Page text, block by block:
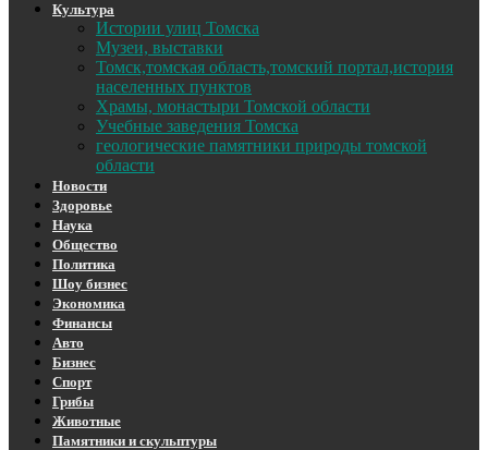
Культура
Истории улиц Томска
Музеи, выставки
Томск,томская область,томский портал,история
населенных пунктов
Храмы, монастыри Томской области
Учебные заведения Томска
геологические памятники природы томской
области
Новости
Здоровье
Наука
Общество
Политика
Шоу бизнес
Экономика
Финансы
Авто
Бизнес
Спорт
Грибы
Животные
Памятники и скульптуры